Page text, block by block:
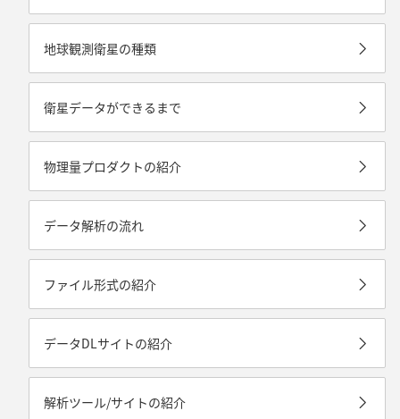
地球観測衛星の種類
衛星データができるまで
物理量プロダクトの紹介
データ解析の流れ
ファイル形式の紹介
データDLサイトの紹介
解析ツール/サイトの紹介